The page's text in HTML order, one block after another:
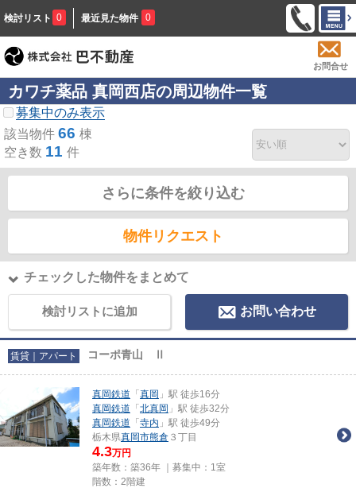
検討リスト 0 最近見た物件 0
お問合せ
カワチ薬品 真岡西店の周辺物件一覧
募集中のみ表示
該当物件 66 棟
空き数 11 件
さらに条件を絞り込む
物件リクエスト
チェックした物件をまとめて
検討リストに追加 お問い合わせ
賃貸｜アパート コーポ青山 Ⅱ
真岡鉄道 「 真岡 」駅 徒歩16分
真岡鉄道 「 北真岡 」駅 徒歩32分
真岡鉄道 「 寺内 」駅 徒歩49分
栃木県真岡市熊倉 ３丁目
4.3万円
築年数：築36年 ｜募集中： 1室
階数：2階建